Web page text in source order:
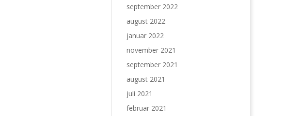
september 2022
august 2022
januar 2022
november 2021
september 2021
august 2021
juli 2021
februar 2021